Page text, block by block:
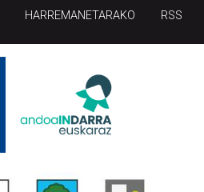
HARREMANETARAKO RSS